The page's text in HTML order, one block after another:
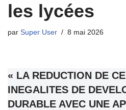
les lycées
par Super User 8 mai 2026
« LA REDUCTION DE
INEGALITES DE
DURABLE AVEC UNE